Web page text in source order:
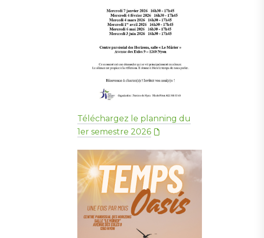
Téléchargez le planning du
1er semestre 2026